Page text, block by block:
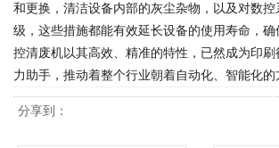
和更换，清洁设备内部的灰尘杂物，以及对数
级，这些措施都能有效延长设备的使用寿命，
控清废机以其高效、精准的特性，已然成为印
力助手，推动着整个行业朝着自动化、智能化的
分享到：